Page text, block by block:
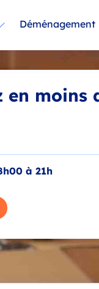
Déménagement
moins
à 21h